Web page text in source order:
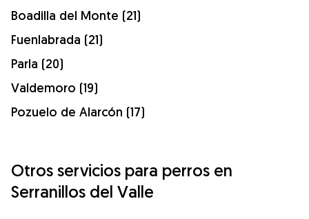
Boadilla del Monte (21)
Fuenlabrada (21)
Parla (20)
Valdemoro (19)
Pozuelo de Alarcón (17)
Otros servicios para perros en
Serranillos del Valle